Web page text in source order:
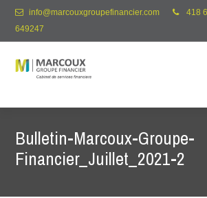
info@marcouxgroupefinancier.com
418
649247
Bulletin-Marcoux-Groupe-
Financier_Juillet_2021-2